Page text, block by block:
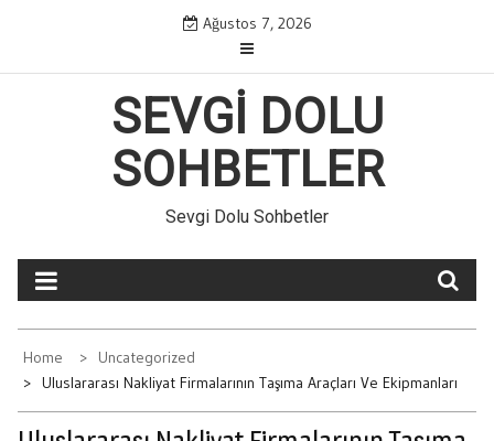
content
Ağustos 7, 2026
SEVGI DOLU
SOHBETLER
Sevgi Dolu Sohbetler
Home
Uncategorized
Uluslararası Nakliyat Firmalarının Taşıma Araçları Ve Ekipmanları